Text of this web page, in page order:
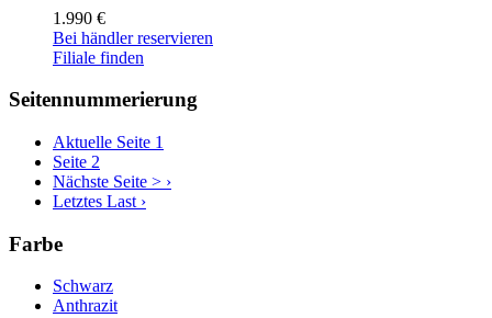
1.990 €
Bei händler reservieren
Filiale finden
Seitennummerierung
Aktuelle Seite 1
Seite 2
Nächste Seite > ›
Letztes Last ›
Farbe
Schwarz
Anthrazit